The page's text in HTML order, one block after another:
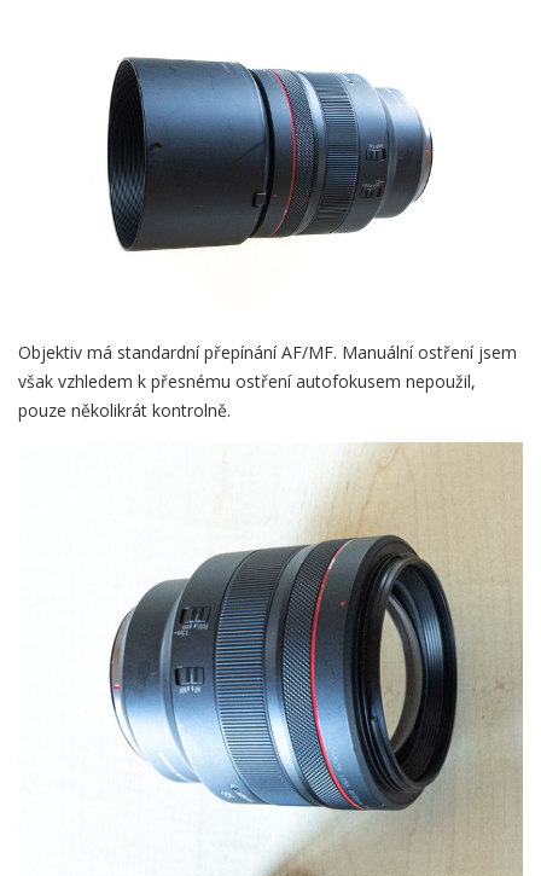
Objektiv má standardní přepínání AF/MF. Manuální ostření jsem
však vzhledem k přesnému ostření autofokusem nepoužil,
pouze několikrát kontrolně.